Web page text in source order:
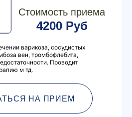
Стоимость приема
4200 Руб
варикоза, сосудистых
вен, тромбофлебита,
Проводит
м тд.
НА ПРИЕМ